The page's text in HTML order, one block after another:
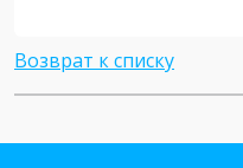
Возврат к списку